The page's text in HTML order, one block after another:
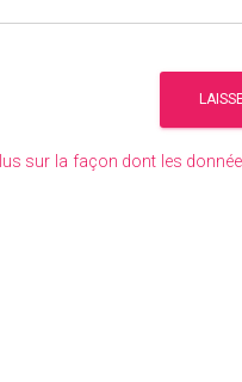
sur la façon dont les